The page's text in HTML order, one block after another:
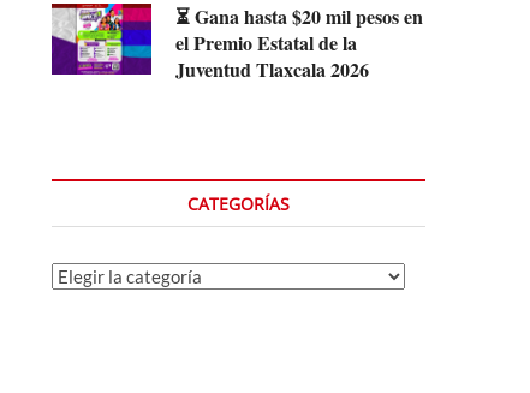
⏳ Gana hasta $20 mil pesos en
el Premio Estatal de la
Juventud Tlaxcala 2026
CATEGORÍAS
Categorías